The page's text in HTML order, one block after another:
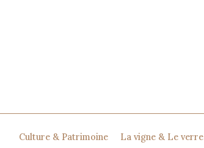
Culture & Patrimoine La vigne & Le verre